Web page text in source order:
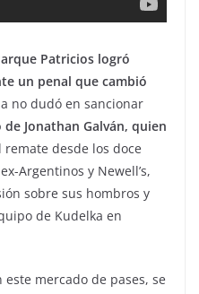
Patricios logró
un penal que cambió
no dudó en sancionar
Jonathan Galván, quien
remate desde los doce
Argentinos y Newell’s,
sobre sus hombros y
de Kudelka en
mercado de pases, se